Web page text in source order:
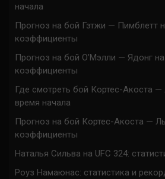
начала
Прогноз на бой Гэтжи — Пимблетт
коэффициенты
Прогноз на бой О’Мэлли — Ядонг на
коэффициенты
Где смотреть бой Кортес-Акоста —
время начала
Прогноз на бой Кортес-Акоста —
коэффициенты
Наталья Сильва на UFC 324:
Роуз Намаюнас: статистика и